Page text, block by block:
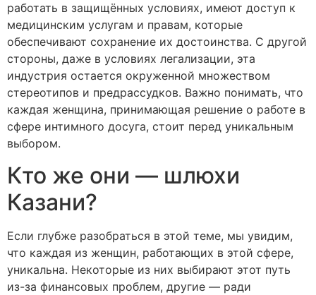
работать в защищённых условиях, имеют доступ к
медицинским услугам и правам, которые
обеспечивают сохранение их достоинства. С другой
стороны, даже в условиях легализации, эта
индустрия остается окруженной множеством
стереотипов и предрассудков. Важно понимать, что
каждая женщина, принимающая решение о работе в
сфере интимного досуга, стоит перед уникальным
выбором.
Кто же они — шлюхи
Казани?
Если глубже разобраться в этой теме, мы увидим,
что каждая из женщин, работающих в этой сфере,
уникальна. Некоторые из них выбирают этот путь
из-за финансовых проблем, другие — ради